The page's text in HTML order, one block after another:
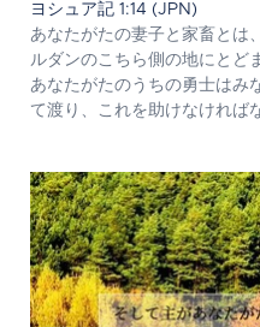
ヨシュア記 1:14 (JPN)
あなたがたの妻子と家畜とは
ルダンのこちら側の地にとど
あなたがたのうちの勇士はみ
て渡り、これを助けなければ